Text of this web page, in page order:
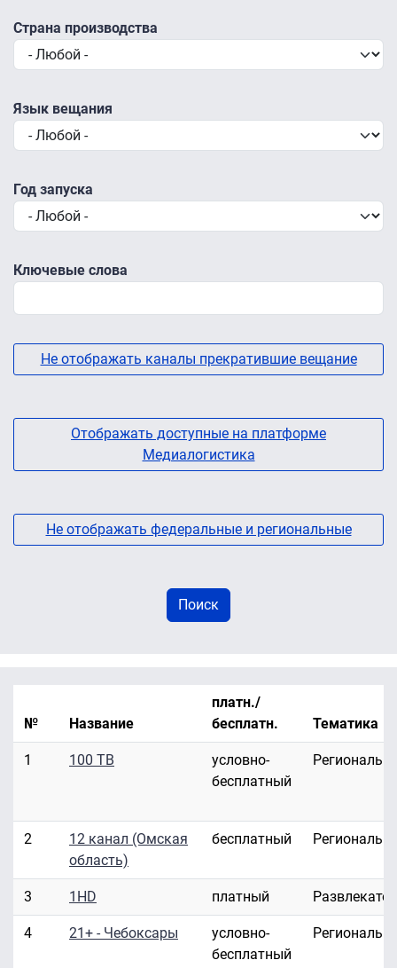
Страна производства
Язык вещания
Год запуска
Ключевые слова
Не отображать каналы прекратившие вещание
Отображать доступные на платформе
Медиалогистика
Не отображать федеральные и региональные
№ Название
платн./
бесплатн.
Тематика
1 100 ТВ
условно-
бесплатный
2
12 канал (Омская
область)
бесплатный
3 1HD платный
4 21+ - Чебоксары
условно-
бесплатный